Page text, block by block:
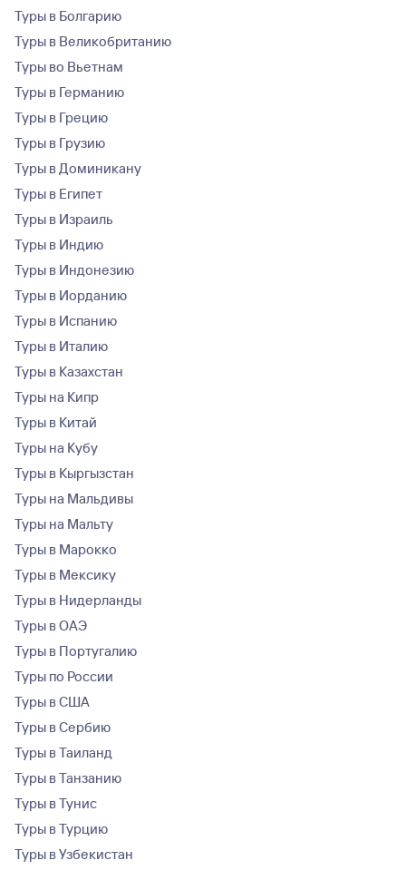
Туры в Болгарию
Туры в Великобританию
Туры во Вьетнам
Туры в Германию
Туры в Грецию
Туры в Грузию
Туры в Доминикану
Туры в Египет
Туры в Израиль
Туры в Индию
Туры в Индонезию
Туры в Иорданию
Туры в Испанию
Туры в Италию
Туры в Казахстан
Туры на Кипр
Туры в Китай
Туры на Кубу
Туры в Кыргызстан
Туры на Мальдивы
Туры на Мальту
Туры в Марокко
Туры в Мексику
Туры в Нидерланды
Туры в ОАЭ
Туры в Португалию
Туры по России
Туры в США
Туры в Сербию
Туры в Таиланд
Туры в Танзанию
Туры в Тунис
Туры в Турцию
Туры в Узбекистан